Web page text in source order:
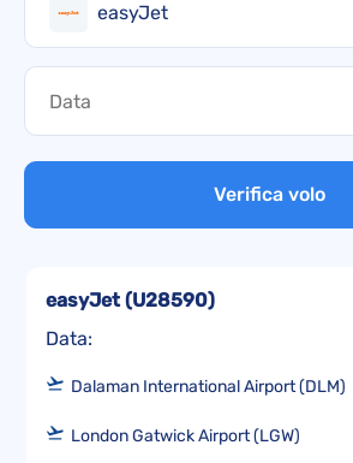
easyJet
Verifica volo
Data:
easyJet(U28590)
Dalaman International Airport (DLM)
London Gatwick Airport (LGW)